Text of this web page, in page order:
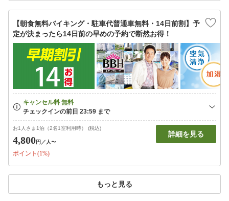
【朝食無料バイキング・駐車代普通車無料・14日前割】予
定が決まったら14日前の早めの予約で断然お得！
お1人さま1泊（2名1室利用時） (税込)
4,800円 ／人〜
ポイント(1%)
詳細を見る
もっと見る